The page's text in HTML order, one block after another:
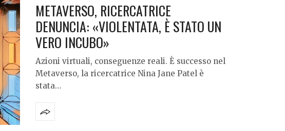
METAVERSO, RICERCATRICE
DENUNCIA: «VIOLENTATA, È STATO UN
VERO INCUBO»
Azioni virtuali, conseguenze reali. È successo nel
Metaverso, la ricercatrice Nina Jane Patel è
stata…